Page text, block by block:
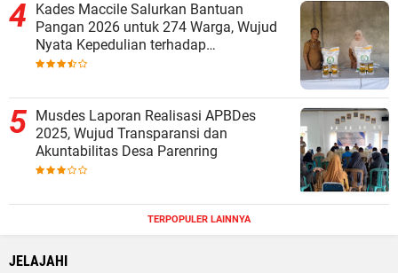
Kades Maccile Salurkan Bantuan
Pangan 2026 untuk 274 Warga, Wujud
Nyata Kepedulian terhadap
Kesejahteraan Masyarakat
Musdes Laporan Realisasi APBDes
2025, Wujud Transparansi dan
Akuntabilitas Desa Parenring
TERPOPULER LAINNYA
JELAJAHI